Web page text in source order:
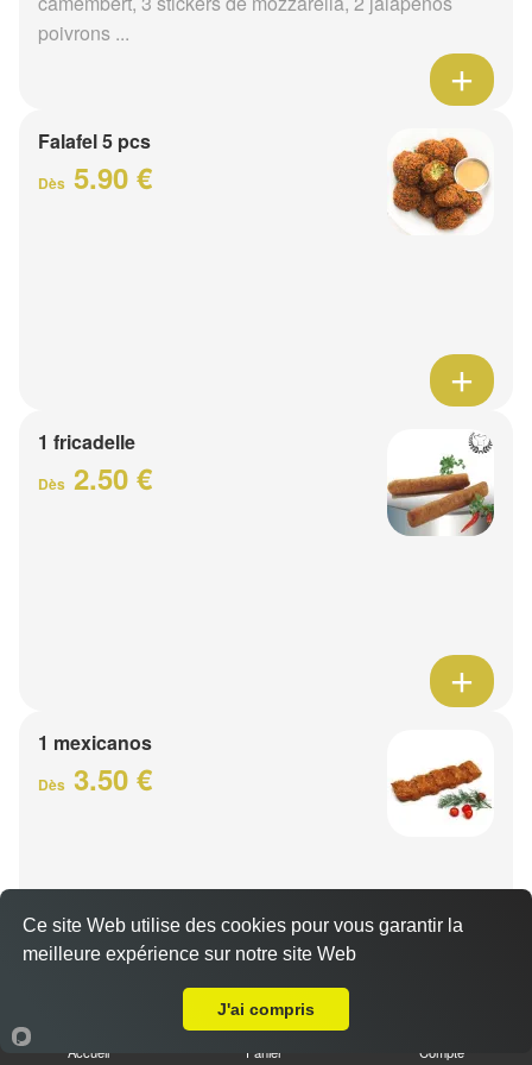
poivrons ...
Falafel 5 pcs
Dès 5.90 €
1 fricadelle
Dès 2.50 €
1 mexicanos
Dès 3.50 €
Accueil Panier Compte
Ce site Web utilise des cookies pour vous garantir la
meilleure expérience sur notre site Web
J'ai compris